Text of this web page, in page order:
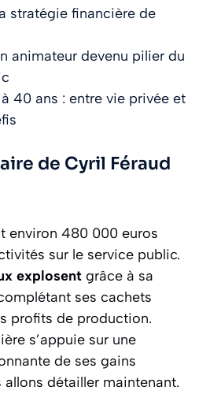
stratégie financière de
animateur devenu pilier du
40 ans : entre vie privée et
de Cyril Féraud
environ 480 000 euros
sur le service public.
explosent grâce à sa
ses cachets
profits de production.
s’appuie sur une
de ses gains
allons détailler maintenant.